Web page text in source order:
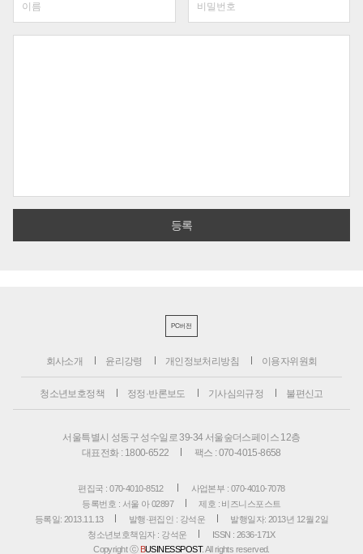
PC버전
회사소개 윤리강령 개인정보처리방침 이용자위원회
청소년보호정책 정정·반론보도 기사심의규정 불편신고
서울특별시 성동구 성수일로 39-34 서울숲더스페이스 12층
대표전화 : 1800-6522
팩스 : 070-4015-8658
편집국 : 070-4010-8512
사업본부 : 070-4010-7078
등록번호 : 서울 아 02897
제호 : 비즈니스포스트
등록일: 2013.11.13
발행·편집인 : 강석운
발행일자: 2013년 12월 2일
청소년보호책임자 : 강석운
ISSN : 2636-171X
Copyright ⓒ BUSINESSPOST. All rights reserved.